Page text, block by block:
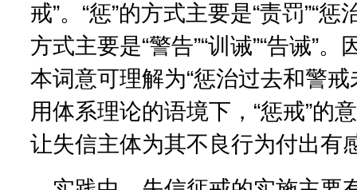
戒”。“惩”的方式主要是“责罚”“惩
方式主要是“警告”“训诫”“告诫”。
本词意可理解为“惩治过去和警戒
用体系理论的语境下，“惩戒”的
让失信主体为其不良行为付出有